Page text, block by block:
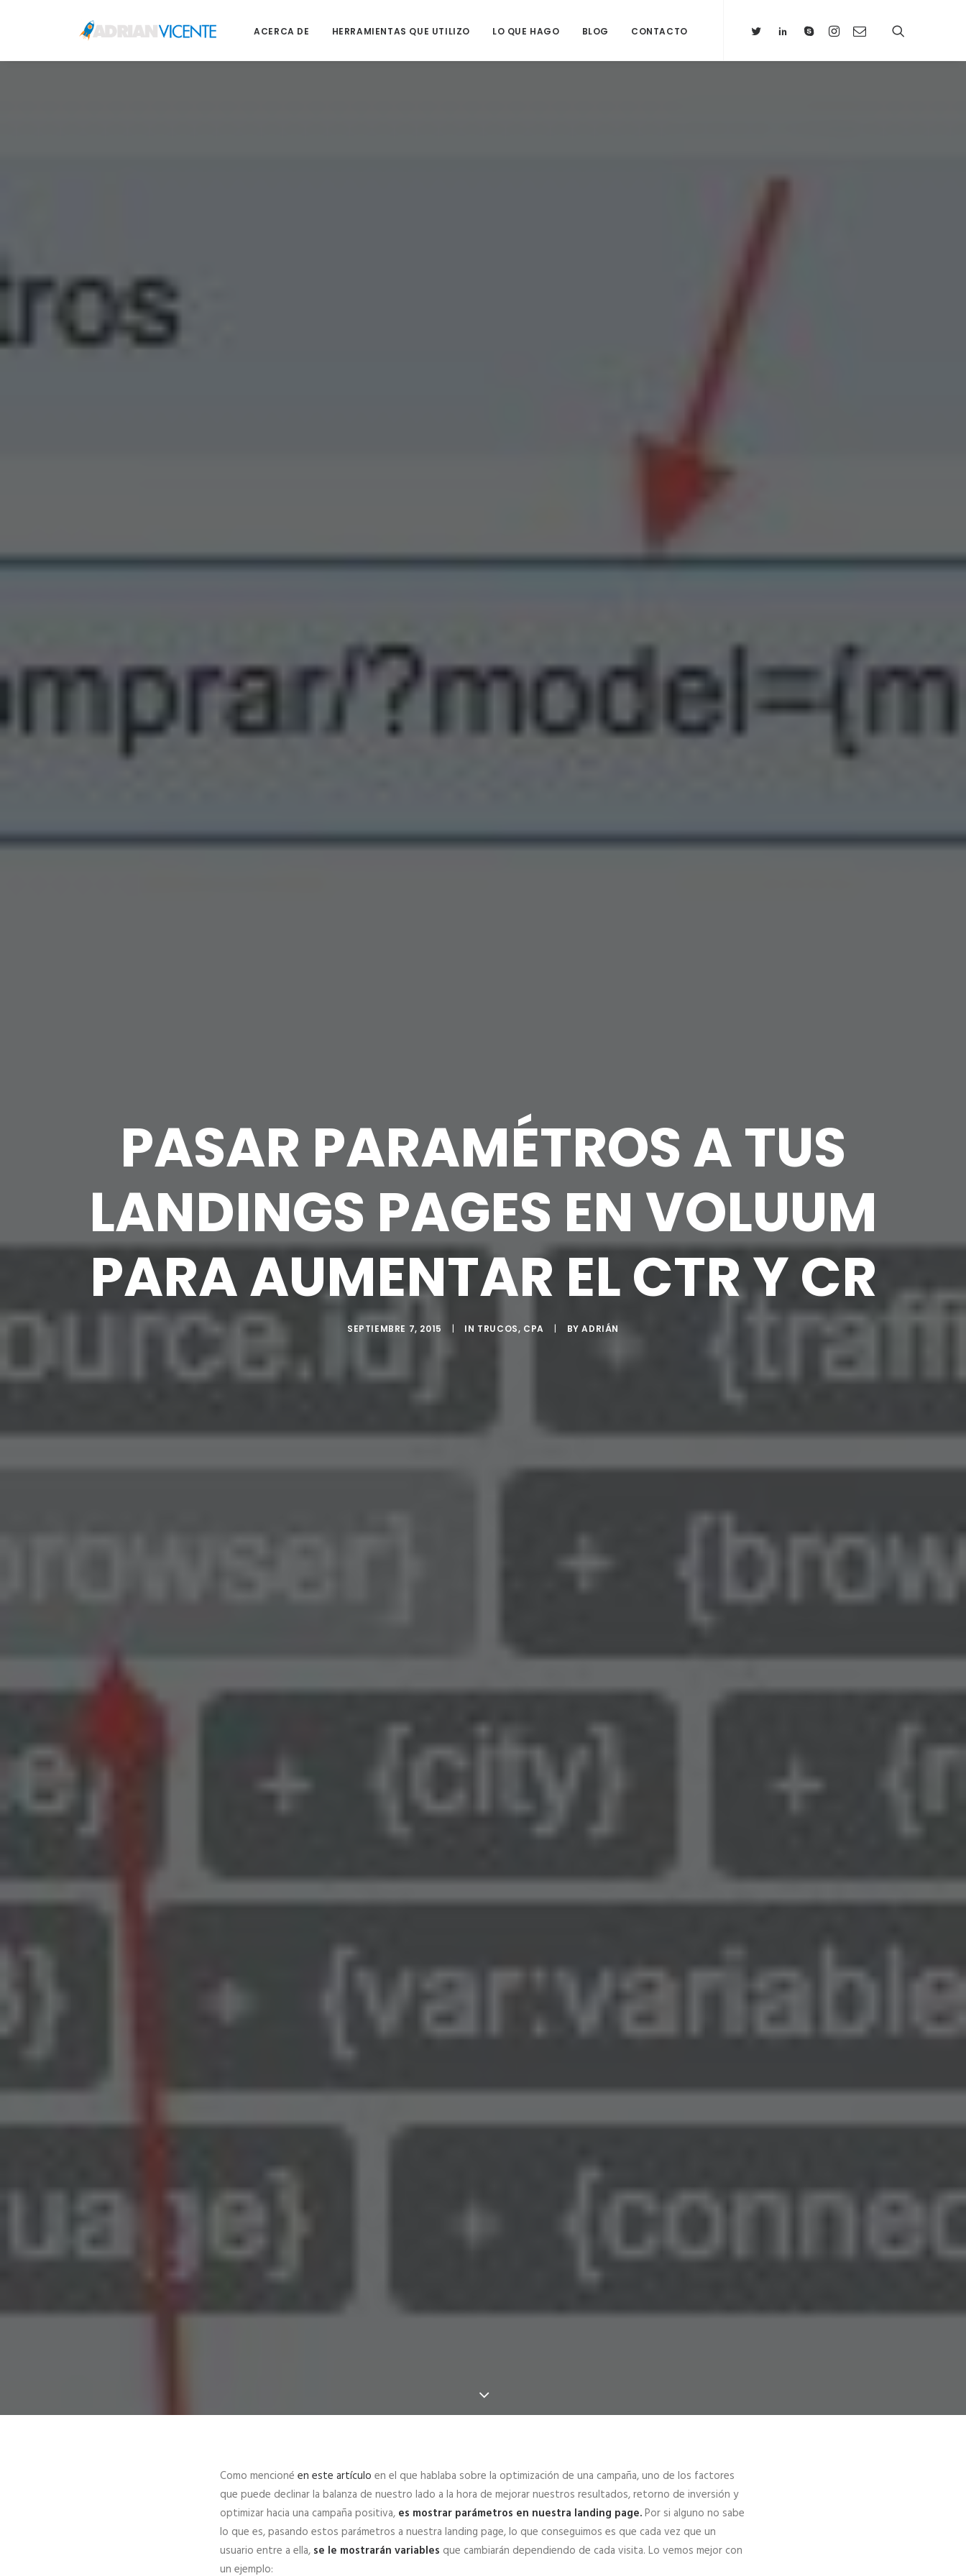
ACERCA DE HERRAMIENTAS QUE UTILIZO LO QUE HAGO BLOG CONTACTO
PASAR PARAMÉTROS A TUS
LANDINGS PAGES EN VOLUUM
PARA AUMENTAR EL CTR Y CR
SEPTIEMBRE 7, 2015 | IN TRUCOS, CPA | BYADRIÁN
Como mencioné en este artículo en el que hablaba sobre la optimización de una campaña, uno de los factores
que puede declinar la balanza de nuestro lado a la hora de mejorar nuestros resultados, retorno de inversión y
optimizar hacia una campaña positiva, es mostrar parámetros en nuestra landing page.Por si alguno no sabe
lo que es, pasando estos parámetros a nuestra landing page, lo que conseguimos es que cada vez que un
usuario entre a ella, se le mostrarán variables que cambiarán dependiendo de cada visita. Lo vemos mejor con
un ejemplo: